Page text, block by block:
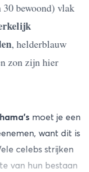
30 bewoond) vlak
, helderblauw
zon zijn hier
moet je een
want dit is
celebs strijken
van hun bestaan